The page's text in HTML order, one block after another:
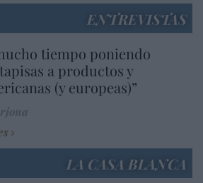
ENTREVISTAS
tiempo poniendo
a productos y
(y europeas)”
LA CASA BLANCA